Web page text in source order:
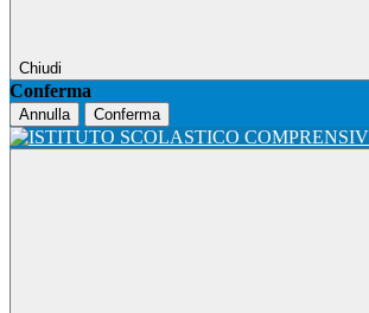
Chiudi
Conferma
Annulla Conferma